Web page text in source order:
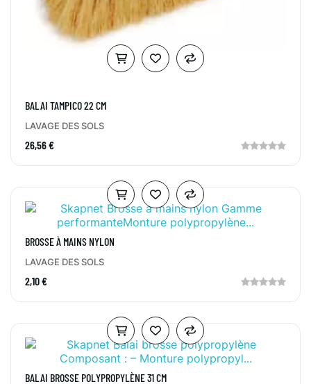
BALAI TAMPICO 22 CM
LAVAGE DES SOLS
26,56 €
BROSSE À MAINS NYLON
LAVAGE DES SOLS
2,10 €
BALAI BROSSE POLYPROPYLÈNE 31 CM